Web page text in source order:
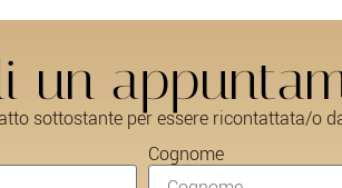
un
sottostante per essere ricontattata/o
Cognome